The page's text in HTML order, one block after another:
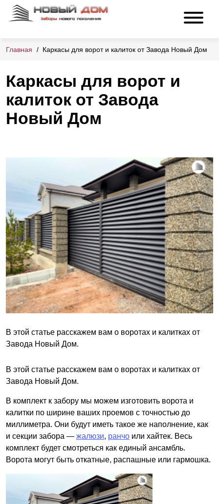
Главная Каркасы для ворот и калиток от Завода Новый Дом
Каркасы для ворот и
калиток от Завода
Новый Дом
В этой статье расскажем вам о воротах и калитках от
Завода Новый Дом.
В этой статье расскажем вам о воротах и калитках от
Завода Новый Дом.
В комплект к забору мы можем изготовить ворота и
калитки по ширине ваших проемов с точностью до
миллиметра. Они будут иметь такое же наполнение, как
и секции забора — жалюзи, ранчо или хайтек. Весь
комплект будет смотреться как единый ансамбль.
Ворота могут быть откатные, распашные или гармошка.